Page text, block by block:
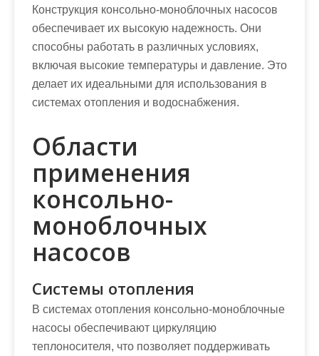
Конструкция консольно-моноблочных насосов
обеспечивает их высокую надежность. Они
способны работать в различных условиях,
включая высокие температуры и давление. Это
делает их идеальными для использования в
системах отопления и водоснабжения.
Области
применения
консольно-
моноблочных
насосов
Системы отопления
В системах отопления консольно-моноблочные
насосы обеспечивают циркуляцию
теплоносителя, что позволяет поддерживать